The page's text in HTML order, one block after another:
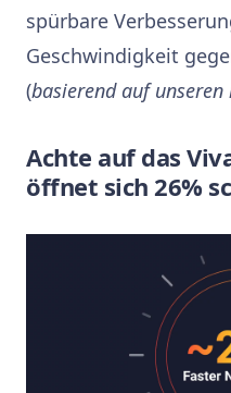
spürbare
Geschwindigkeit
(basierend auf
Achte auf das
öffnet sich 26%